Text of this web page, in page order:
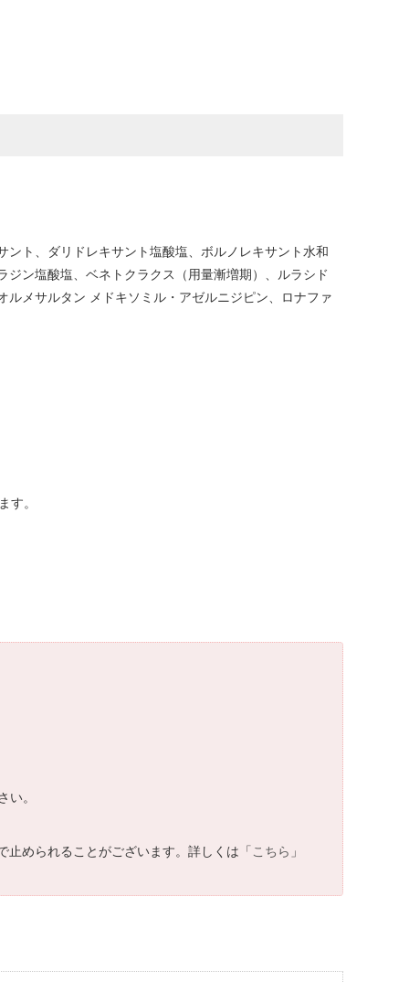
ト、ダリドレキサント塩酸塩、ボルノレキサント水和
ン塩酸塩、ベネトクラクス（用量漸増期）、ルラシド
メサルタン メドキソミル・アゼルニジピン、ロナファ
。
。
められることがございます。詳しくは「こちら 」